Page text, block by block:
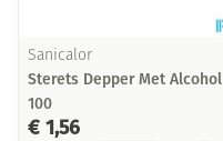
Sanicalor
Sterets Depper Met Alcohol
100
€ 1,56